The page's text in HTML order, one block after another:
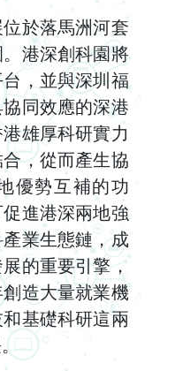
於落馬洲河套
港深創科園將
，並與深圳福
同效應的深港
雄厚科研實力
，從而產生協
優勢互補的功
進港深兩地強
業生態鏈，成
的重要引擎，
造大量就業機
基礎科研這兩